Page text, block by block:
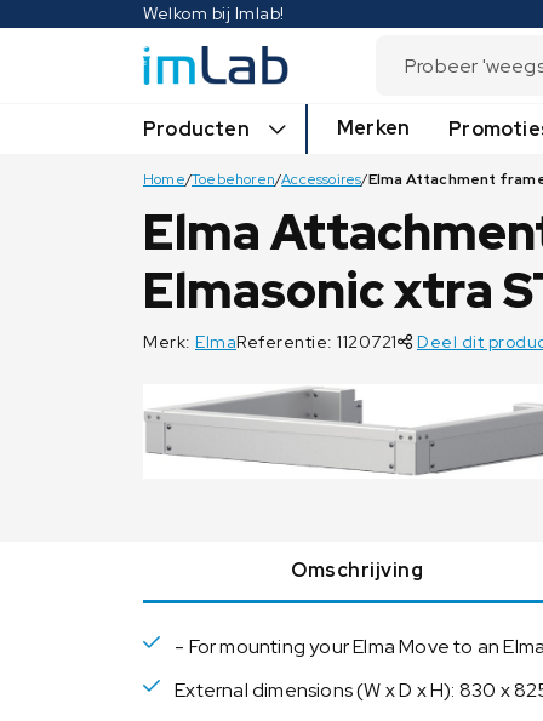
Welkom bij Imlab!
Producten Merken
Home/Toebehoren/Accessoires/
Elma
Elmasonic xtra
Merk: ElmaReferentie: 1120721 Deel dit
Omschrijving
- For mounting your Elma Move to an
External dimensions (W x D x H): 830 x